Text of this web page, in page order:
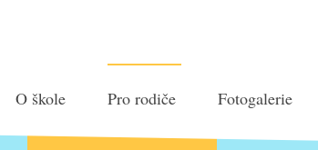
O škole Pro rodiče Fotogalerie